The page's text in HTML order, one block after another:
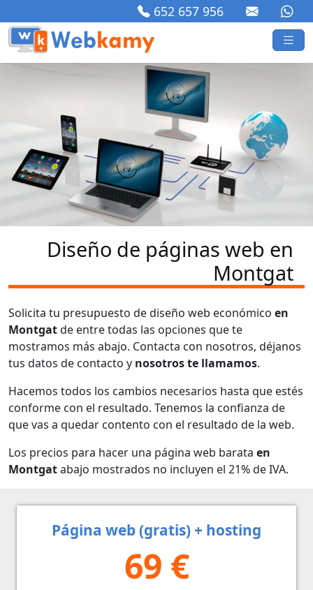
652 657 956
Diseño de páginas web en
Montgat
Solicita tu presupuesto de diseño web económico en
Montgatde entre todas las opciones que te
mostramos más abajo. Contacta con nosotros, déjanos
tus datos de contacto y nosotros te llamamos.
Hacemos todos los cambios necesarios hasta que estés
conforme con el resultado. Tenemos la confianza de
que vas a quedar contento con el resultado de la web.
Los precios para hacer una página web barata en
Montgatabajo mostrados no incluyen el 21% de IVA.
Página web (gratis) + hosting
69 €